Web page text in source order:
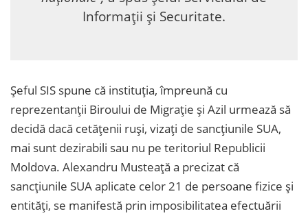
Informații și Securitate.
Șeful SIS spune că instituția, împreună cu
reprezentanții Biroului de Migrație și Azil urmează să
decidă dacă cetățenii ruși, vizați de sancțiunile SUA,
mai sunt dezirabili sau nu pe teritoriul Republicii
Moldova. Alexandru Musteață a precizat că
sancțiunile SUA aplicate celor 21 de persoane fizice și
entități, se manifestă prin imposibilitatea efectuării